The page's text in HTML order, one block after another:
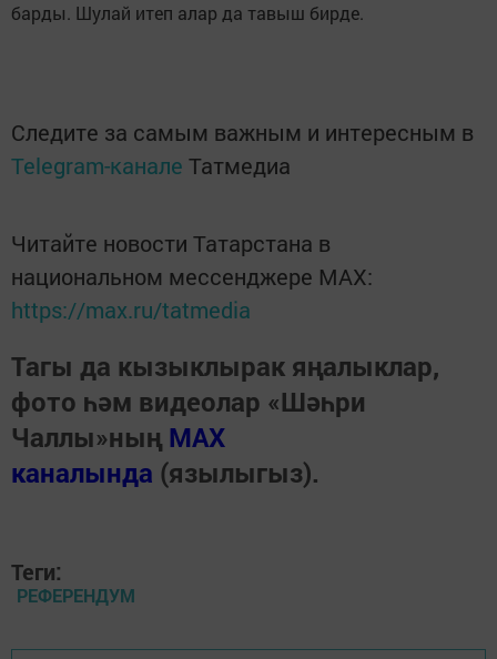
барды. Шулай итеп алар да тавыш бирде.
Следите за самым важным и интересным в
Telegram-канале Татмедиа
Читайте новости Татарстана в
национальном мессенджере MАХ:
https://max.ru/tatmedia
Тагы да кызыклырак яңалыклар,
фото һәм видеолар «Шәһри
Чаллы»ның MAX
каналында (язылыгыз).
Теги:
РЕФЕРЕНДУМ